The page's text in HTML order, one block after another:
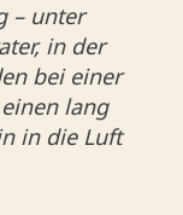
– unter
in der
bei einer
lang
in die Luft